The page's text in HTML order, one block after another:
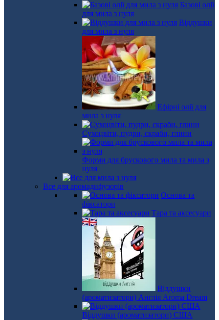
Базові олії
для мила з нуля
Віддушки
для мила з нуля
Ефірні олії для
мила з нуля
Сухоцвіти, пудри, скраби, глини
Форми для брускового мила та мила з
нуля
Все для аромадифузорів
Основа та
фіксатори
Тара та аксесуари
Віддушки
(ароматизатори) Англія Aroma Dream
Віддушки (ароматизатори) США